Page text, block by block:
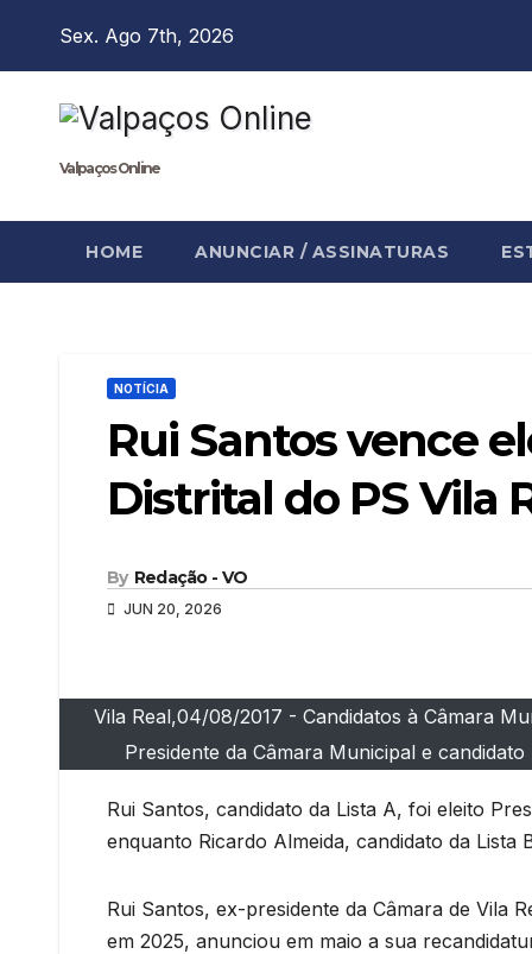
Sex. Ago 7th, 2026
Valpaços Online
HOME ANUNCIAR / ASSINATURAS
NOTÍCIA
Rui Santos vence
Distrital do PS Vila
By Redação - VO
JUN 20, 2026
Vila Real,04/08/2017 - Candidatos à Câmara
Presidente da Câmara Municipal e
Rui Santos, candidato da Lista A, foi eleito
enquanto Ricardo Almeida, candidato da Lista
Rui Santos, ex-presidente da Câmara de Vila
em 2025, anunciou em maio a sua